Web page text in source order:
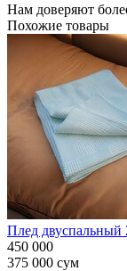
Нам доверяют
Похожие товары
Плед двуспальный
450 000
375 000 сум